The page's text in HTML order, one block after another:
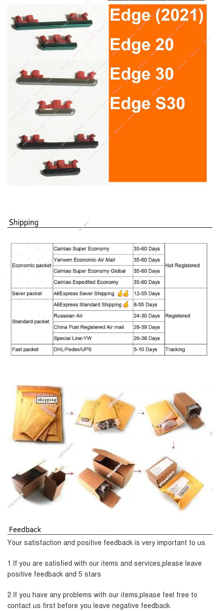
Your satisfaction and positive feedback is very important to us.
1.If you are satisfied with our items and services,please leave
positive feedback and 5 stars
2.If you have any problems with our items,please feel free to
contact us first before you leave negative feedback.